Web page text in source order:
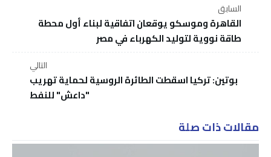
السابق
القاهرة وموسكو يوقعان اتفاقية لبناء أول محطة
طاقة نووية لتوليد الكهرباء في مصر
التالي
بوتين: تركيا اسقطت الطائرة الروسية لحماية تهريب
"داعش" للنفط
مقالات ذات صلة